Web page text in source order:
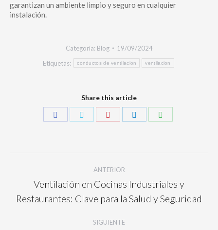
garantizan un ambiente limpio y seguro en cualquier
instalación.
Categoría: Blog
19/09/2024
Etiquetas:
conductos de ventilacion ventilacion
Share this article
ANTERIOR
Ventilación en Cocinas Industriales y
Restaurantes: Clave para la Salud y Seguridad
SIGUIENTE